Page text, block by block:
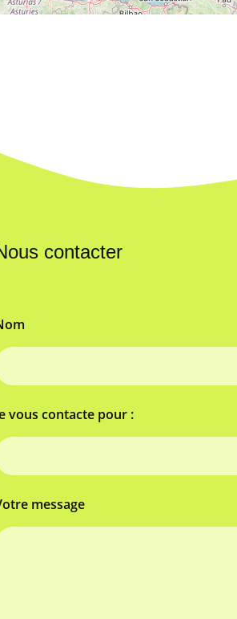
contacter
vous contacte pour :
message